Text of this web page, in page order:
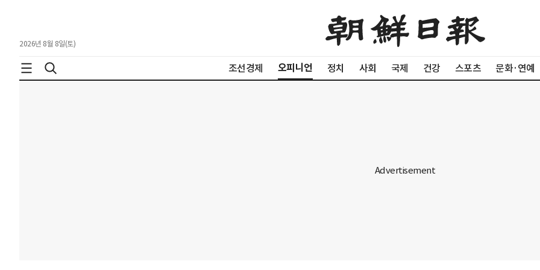
2026년 8월 8일(토)
조선경제 오피니언 정치 사회 국제 건강 스포츠 문화·연예